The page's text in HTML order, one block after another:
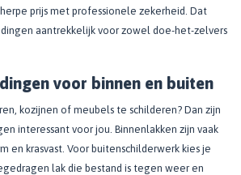
prijs met professionele zekerheid. Dat
aantrekkelijk voor zowel doe-het-zelvers
voor binnen en buiten
kozijnen of meubels te schilderen? Dan zijn
interessant voor jou. Binnenlakken zijn vaak
en krasvast. Voor buitenschilderwerk kies je
lak die bestand is tegen weer en